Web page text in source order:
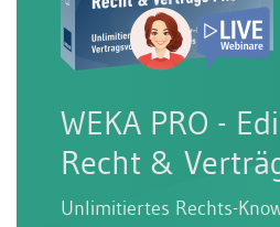
WEKA PRO -
Recht &
Unlimitiertes Rechts-